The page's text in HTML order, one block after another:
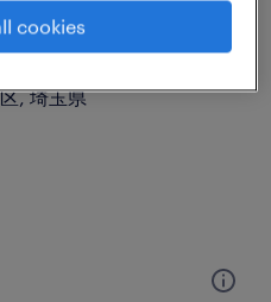
ング・梱包、検品
, 埼玉県
cookies